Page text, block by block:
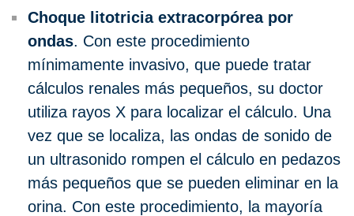
Choque litotricia extracorpórea por
ondas. Con este procedimiento
mínimamente invasivo, que puede tratar
cálculos renales más pequeños, su doctor
utiliza rayos X para localizar el cálculo. Una
vez que se localiza, las ondas de sonido de
un ultrasonido rompen el cálculo en pedazos
más pequeños que se pueden eliminar en la
orina. Con este procedimiento, la mayoría